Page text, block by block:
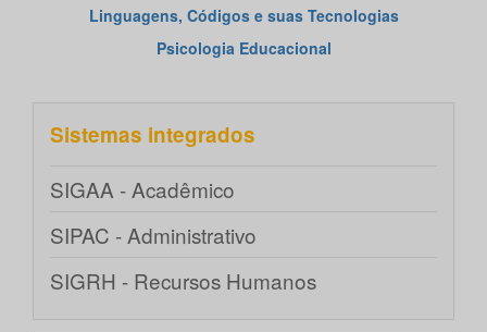
Linguagens, Códigos e suas Tecnologias
Psicologia Educacional
Sistemas integrados
SIGAA - Acadêmico
SIPAC - Administrativo
SIGRH - Recursos Humanos